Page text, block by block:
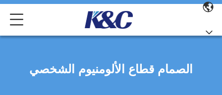
الصمام قطاع الألومنيوم الشخصي